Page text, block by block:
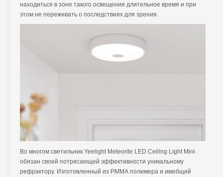
находиться в зоне такого освещения длительное время и при
этом не переживать о последствиях для зрения.
Во многом светильник Yeelight Meteorite LED Ceiling Light Mini
обязан своей потрясающей эффективности уникальному
рефрактору. Изготовленный из РММА полимера и имебщий